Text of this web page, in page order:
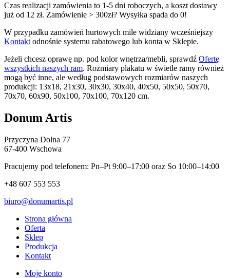
Czas realizacji zamówienia to 1-5 dni roboczych, a koszt dostawy
już od 12 zł. Zamówienie > 300zł? Wysyłka spada do 0!
W przypadku zamówień hurtowych mile widziany wcześniejszy
Kontakt odnośnie systemu rabatowego lub konta w Sklepie.
Jeżeli chcesz oprawę np. pod kolor wnętrza/mebli, sprawdź Ofertę
wszystkich naszych ram. Rozmiary plakatu w świetle ramy również
mogą być inne, ale według podstawowych rozmiarów naszych
produkcji: 13x18, 21x30, 30x30, 30x40, 40x50, 50x50, 50x70,
70x70, 60x90, 50x100, 70x100, 70x120 cm.
Donum Artis
Przyczyna Dolna 77
67-400 Wschowa
Pracujemy pod telefonem: Pn–Pt 9:00–17:00 oraz So 10:00–14:00
+48 607 553 553
biuro@donumartis.pl
Strona główna
Oferta
Sklep
Produkcja
Kontakt
Moje konto